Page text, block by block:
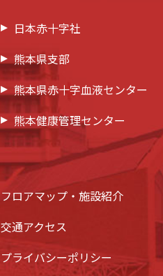
日本赤十字社
熊本県支部
熊本県赤十字血液センター
熊本健康管理センター
フロアマップ・施設紹介
交通アクセス
プライバシーポリシー